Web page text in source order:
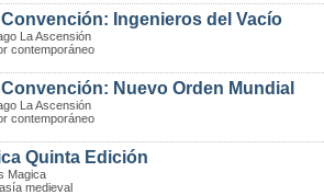
Ingenieros del Vacío
La Ascensión
contemporáneo
Nuevo Orden Mundial
La Ascensión
contemporáneo
Quinta Edición
Magica
medieval